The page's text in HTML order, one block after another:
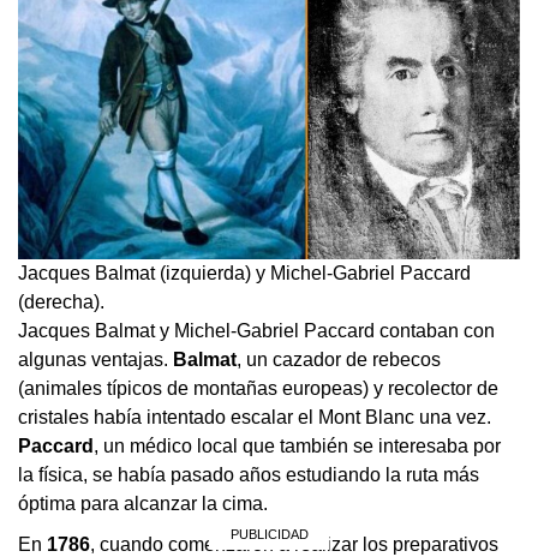
Jacques Balmat (izquierda) y Michel-Gabriel Paccard
(derecha).
Jacques Balmat y Michel-Gabriel Paccard contaban con
algunas ventajas. Balmat, un cazador de rebecos
(animales típicos de montañas europeas) y recolector de
cristales había intentado escalar el Mont Blanc una vez.
Paccard , un médico local que también se interesaba por
la física, se había pasado años estudiando la ruta más
óptima para alcanzar la cima.
En 1786, cuando comenzaron a realizar los preparativos